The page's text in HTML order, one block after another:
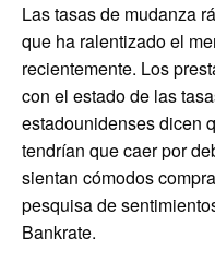
Las tasas de mudanza
que ha ralentizado el
recientemente. Los
con el estado de las
estadounidenses dicen
tendrían que caer por
sientan cómodos
pesquisa de
Bankrate.